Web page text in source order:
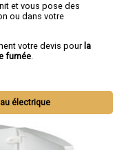
et vous pose des
ou dans votre
votre devis pour la
fumée
électrique